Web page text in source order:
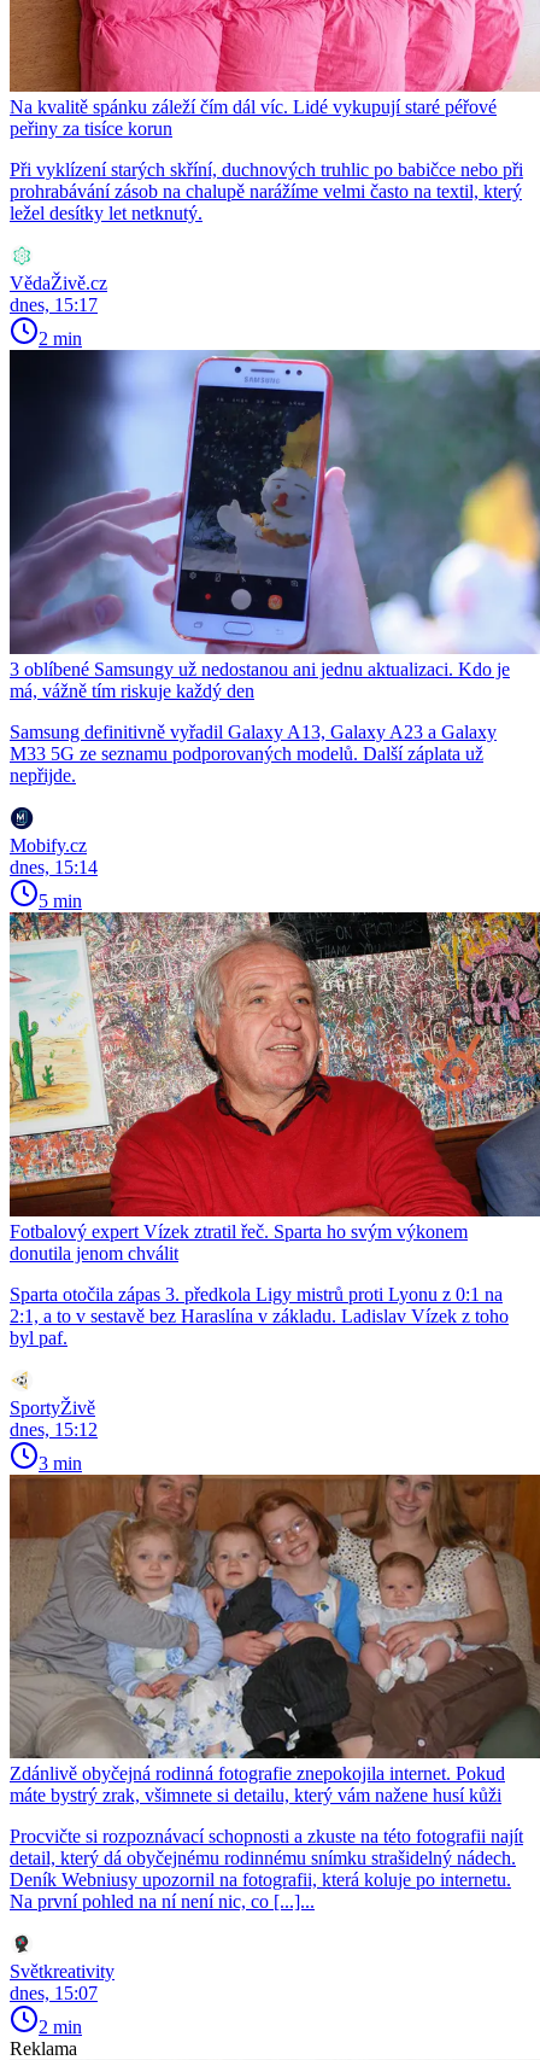
Na kvalitě spánku záleží čím dál víc. Lidé vykupují staré péřové
peřiny za tisíce korun
Při vyklízení starých skříní, duchnových truhlic po babičce nebo při
prohrabávání zásob na chalupě narážíme velmi často na textil, který
ležel desítky let netknutý.
VědaŽivě.cz
dnes, 15:17
2 min
3 oblíbené Samsungy už nedostanou ani jednu aktualizaci. Kdo je
má, vážně tím riskuje každý den
Samsung definitivně vyřadil Galaxy A13, Galaxy A23 a Galaxy
M33 5G ze seznamu podporovaných modelů. Další záplata už
nepřijde.
Mobify.cz
dnes, 15:14
5 min
Fotbalový expert Vízek ztratil řeč. Sparta ho svým výkonem
donutila jenom chválit
Sparta otočila zápas 3. předkola Ligy mistrů proti Lyonu z 0:1 na
2:1, a to v sestavě bez Haraslína v základu. Ladislav Vízek z toho
byl paf.
SportyŽivě
dnes, 15:12
3 min
Zdánlivě obyčejná rodinná fotografie znepokojila internet. Pokud
máte bystrý zrak, všimnete si detailu, který vám nažene husí kůži
Procvičte si rozpoznávací schopnosti a zkuste na této fotografii najít
detail, který dá obyčejnému rodinnému snímku strašidelný nádech.
Deník Webniusy upozornil na fotografii, která koluje po internetu.
Na první pohled na ní není nic, co [...]...
Světkreativity
dnes, 15:07
2 min
Reklama